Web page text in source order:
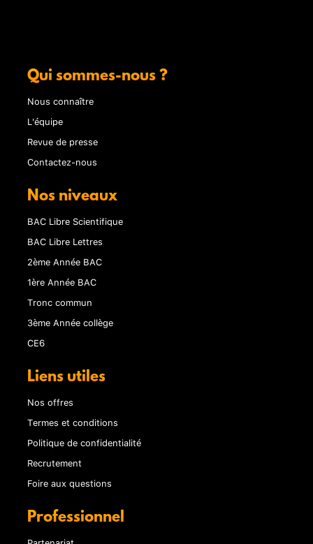
Qui sommes-nous ?
Nous connaître
L'équipe
Revue de presse
Contactez-nous
Nos niveaux
BAC Libre Scientifique
BAC Libre Lettres
2ème Année BAC
1ère Année BAC
Tronc commun
3ème Année collège
CE6
Liens utiles
Nos offres
Termes et conditions
Politique de confidentialité
Recrutement
Foire aux questions
Professionnel